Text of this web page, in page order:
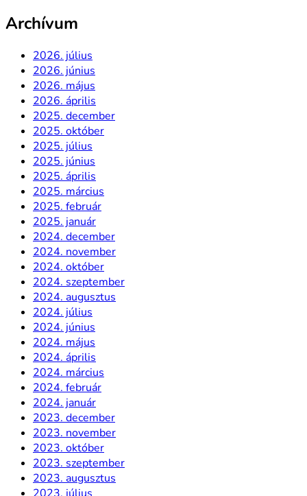
Archívum
2026. július
2026. június
2026. május
2026. április
2025. december
2025. október
2025. július
2025. június
2025. április
2025. március
2025. február
2025. január
2024. december
2024. november
2024. október
2024. szeptember
2024. augusztus
2024. július
2024. június
2024. május
2024. április
2024. március
2024. február
2024. január
2023. december
2023. november
2023. október
2023. szeptember
2023. augusztus